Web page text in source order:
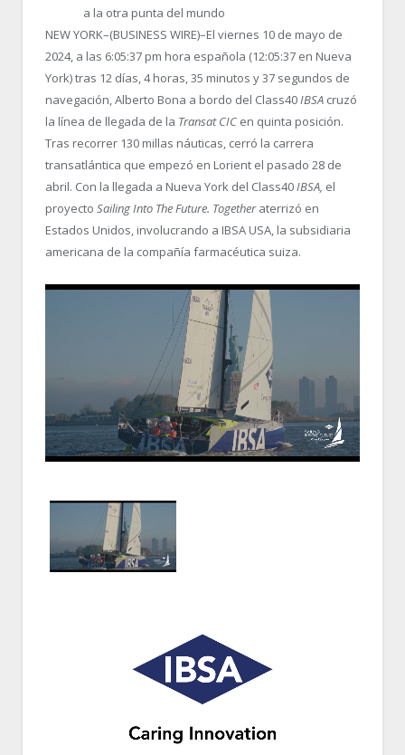
a la otra punta del mundo
NEW YORK–(BUSINESS WIRE)–El viernes 10 de mayo de
2024, a las 6:05:37 pm hora española (12:05:37 en Nueva
York) tras 12 días, 4 horas, 35 minutos y 37 segundos de
navegación, Alberto Bona a bordo del Class40IBSA cruzó
la línea de llegada de la Transat CIC en quinta posición.
Tras recorrer 130 millas náuticas, cerró la carrera
transatlántica que empezó en Lorient el pasado 28 de
abril. Con la llegada a Nueva York del Class40IBSA, el
proyecto Sailing Into The Future. Togetheraterrizó en
Estados Unidos, involucrando a IBSA USA, la subsidiaria
americana de la compañía farmacéutica suiza.